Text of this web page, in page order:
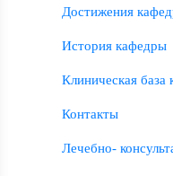
Достижения
История кафедры
Клиническая база
Контакты
Лечебно-